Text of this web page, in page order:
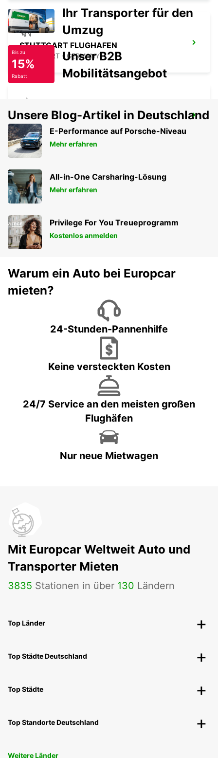
STUTTGART FLUGHAFEN
STUTTGART - GERMANY
HEILBRONN
HEILBRONN - GERMANY
Ihr Transporter für den
Umzug
Bis zu
15%
Rabatt
Unser B2B
Mobilitätsangebot
Unsere Blog-Artikel in Deutschland
E-Performance auf Porsche-Niveau
Mehr erfahren
All-in-One Carsharing-Lösung
Mehr erfahren
Privilege For You Treueprogramm
Kostenlos anmelden
Warum ein Auto bei Europcar
mieten?
24-Stunden-Pannenhilfe
Keine versteckten Kosten
24/7 Service an den meisten großen
Flughäfen
Nur neue Mietwagen
Mit Europcar Weltweit Auto und
Transporter Mieten
3835 Stationen in über 130 Ländern
Top Länder
Top Städte Deutschland
Top Städte
Top Standorte Deutschland
Weitere Länder